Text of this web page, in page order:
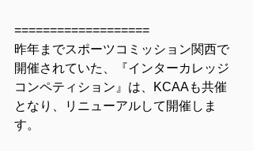
===================
昨年までスポーツコミッション関西で
開催されていた、『インターカレッジ
コンペティション』は、KCAAも共催
となり、リニューアルして開催しま
す。